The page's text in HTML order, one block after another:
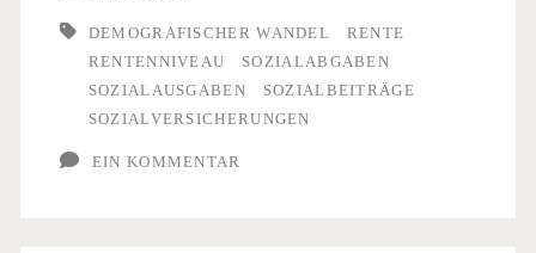
Arbeitsplätze
DEMOGRAFISCHER WANDEL
RENTE
RENTENNIVEAU
SOZIALABGABEN
SOZIALAUSGABEN
SOZIALBEITRÄGE
SOZIALVERSICHERUNGEN
EIN KOMMENTAR